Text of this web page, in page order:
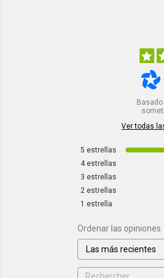
Basado
Ver todas
5 estrellas
4 estrellas
3 estrellas
2 estrellas
1 estrella
Ordenar las opiniones